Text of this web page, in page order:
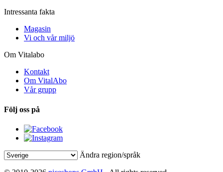
Intressanta fakta
Magasin
Vi och vår miljö
Om Vitalabo
Kontakt
Om VitalAbo
Vår grupp
Följ oss på
Ändra region/språk